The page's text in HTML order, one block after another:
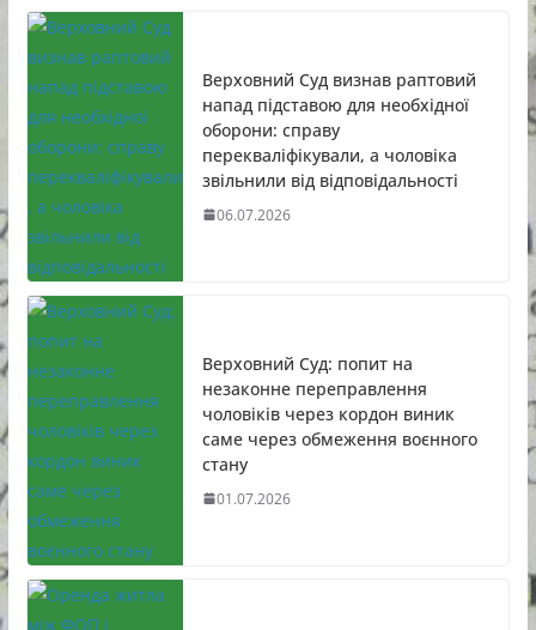
Верховний Суд визнав раптовий
напад підставою для необхідної
оборони: справу
перекваліфікували, а чоловіка
звільнили від відповідальності
06.07.2026
Верховний Суд: попит на
незаконне переправлення
чоловіків через кордон виник
саме через обмеження воєнного
стану
01.07.2026